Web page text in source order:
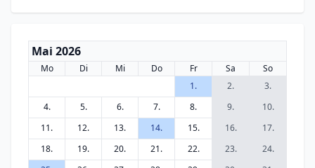
Mai 2026
Mo Di Mi Do Fr Sa
So
1.
2.
3.
4.
5. 6. 7. 8. 9.
10.
11.
12. 13. 14. 15. 16.
17.
18.
19. 20. 21. 22. 23.
24.